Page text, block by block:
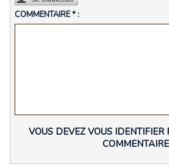
COMMENTAIRE * :
VOUS DEVEZ VOUS IDENTIFIER